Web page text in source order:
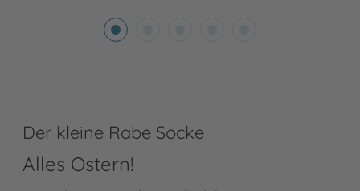
Der kleine Rabe Socke
Alles Ostern!